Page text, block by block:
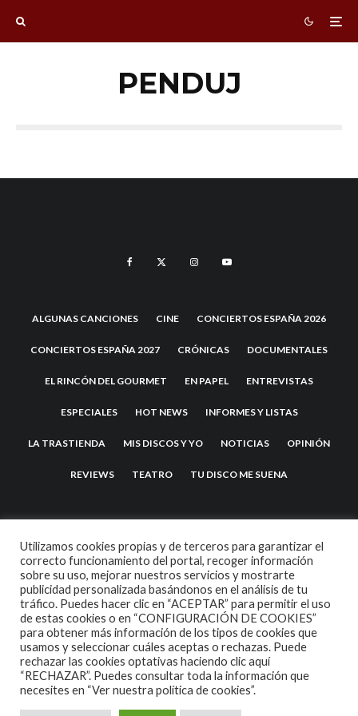
PENDUJ
ALGUNAS CANCIONES CINE CONCIERTOS ESPAÑA 2026
CONCIERTOS ESPAÑA 2027 CRÓNICAS DOCUMENTALES
EL RINCÓN DEL GOURMET EN PAPEL ENTREVISTAS
ESPECIALES HOT NEWS INFORMES Y LISTAS
LA TRASTIENDA MIS DISCOS Y YO NOTICIAS OPINIÓN
REVIEWS TEATRO TU DISCO ME SUENA
2007 COPYRIGHT -CODETIPITHEME
Utilizamos cookies propias y de terceros para garantizar el
correcto funcionamiento del portal, recoger información
sobre su uso, mejorar nuestros servicios y mostrarte
publicidad personalizada basándonos en el análisis de tu
tráfico. Puedes hacer clic en “ACEPTAR” para permitir el uso
de estas cookies o en “CONFIGURACIÓN DE COOKIES”
para obtener más información de los tipos de cookies que
usamos y seleccionar cuáles aceptas o rechazas. Puede
rechazar las cookies optativas haciendo clic aquí
“RECHAZAR”. Puedes consultar toda la información que
necesites en “Ver nuestra política de cookies”.